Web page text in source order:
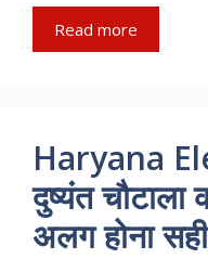
Read more
Haryana
दुष्यंत चौटाला
अलग होना